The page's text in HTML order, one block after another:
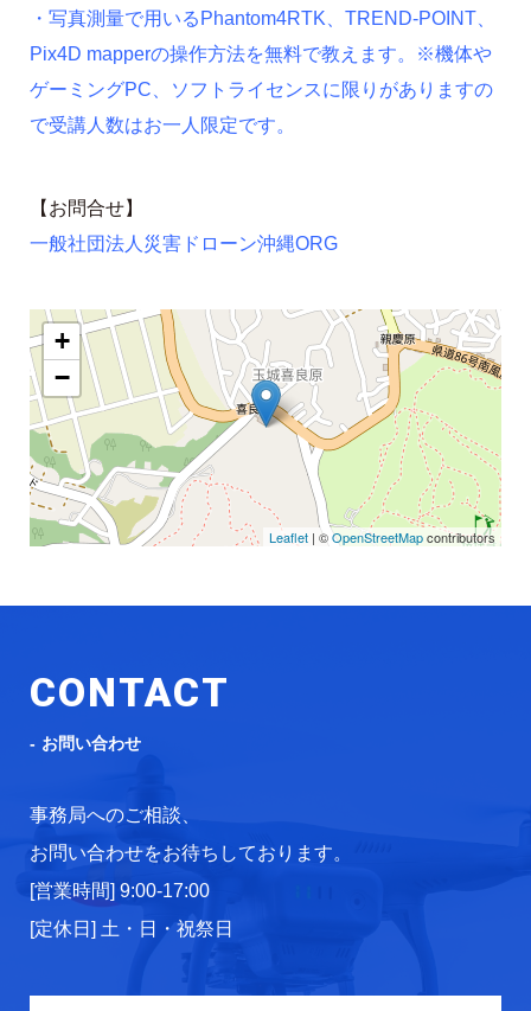
・写真測量で用いるPhantom4RTK、TREND-POINT、
Pix4D mapperの操作方法を無料で教えます。※機体や
ゲーミングPC、ソフトライセンスに限りがありますの
で受講人数はお一人限定です。
【お問合せ】
一般社団法人災害ドローン沖縄ORG
+
−
Leaflet | ©OpenStreetMapcontributors
CONTACT
お問い合わせ
事務局へのご相談、
お問い合わせをお待ちしております。
[営業時間] 9:00-17:00
[定休日] 土・日・祝祭日